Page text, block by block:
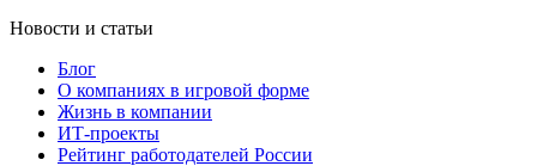
Новости и статьи
Блог
О компаниях в игровой форме
Жизнь в компании
ИТ-проекты
Рейтинг работодателей России